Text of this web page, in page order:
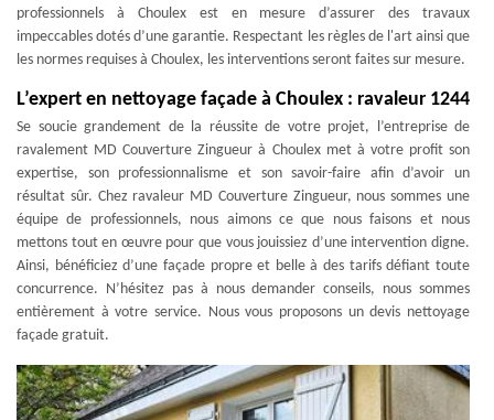
professionnels à Choulex est en mesure d’assurer des travaux
impeccables dotés d’une garantie. Respectant les règles de l'art ainsi que
les normes requises à Choulex, les interventions seront faites sur mesure.
L’expert en nettoyage façade à Choulex : ravaleur 1244
Se soucie grandement de la réussite de votre projet, l’entreprise de
ravalement MD Couverture Zingueur à Choulex met à votre profit son
expertise, son professionnalisme et son savoir-faire afin d’avoir un
résultat sûr. Chez ravaleur MD Couverture Zingueur, nous sommes une
équipe de professionnels, nous aimons ce que nous faisons et nous
mettons tout en œuvre pour que vous jouissiez d’une intervention digne.
Ainsi, bénéficiez d’une façade propre et belle à des tarifs défiant toute
concurrence. N’hésitez pas à nous demander conseils, nous sommes
entièrement à votre service. Nous vous proposons un devis nettoyage
façade gratuit.